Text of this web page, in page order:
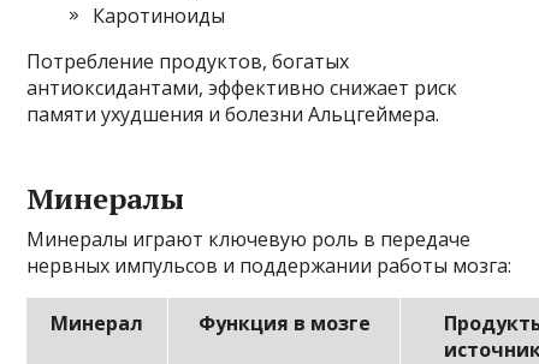
Каротиноиды
Потребление продуктов, богатых
антиоксидантами, эффективно снижает риск
памяти ухудшения и болезни Альцгеймера.
Минералы
Минералы играют ключевую роль в передаче
нервных импульсов и поддержании работы мозга:
Минерал Функция в мозге